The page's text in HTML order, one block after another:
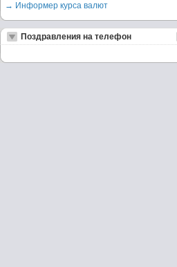
→ Информер курса валют
Поздравления на телефон